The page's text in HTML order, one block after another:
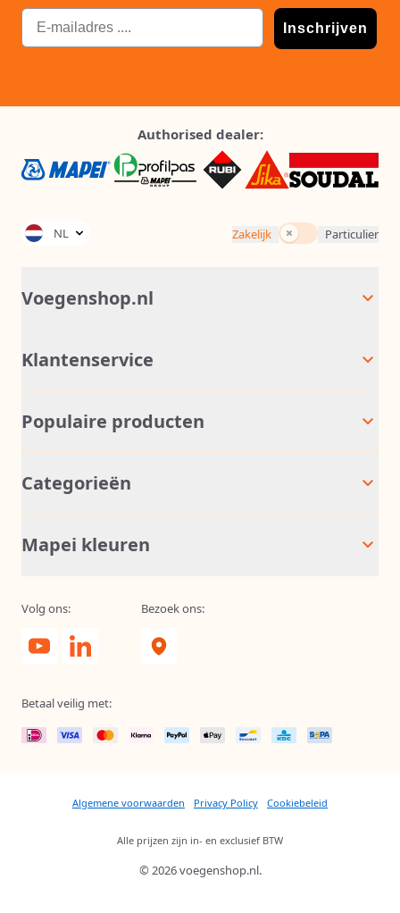
Email
Inschrijven
Authorised dealer:
NL Zakelijk Incl. BTWParticulier
Voegenshop.nl
Klantenservice
Populaire producten
Categorieën
Mapei kleuren
Volg ons: Bezoek ons:
Betaal veilig met:
Algemene voorwaarden Privacy Policy Cookiebeleid
Alle prijzen zijn in- en exclusief BTW
© 2026 voegenshop.nl.